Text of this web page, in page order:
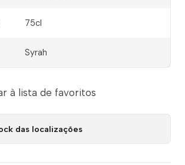
75cl
Syrah
à lista de favoritos
das localizações